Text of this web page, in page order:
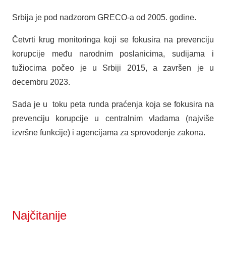
Srbija je pod nadzorom GRECO-a od 2005. godine.
Četvrti krug monitoringa koji se fokusira na prevenciju
korupcije među narodnim poslanicima, sudijama i
tužiocima počeo je u Srbiji 2015, a završen je u
decembru 2023.
Sada je u toku peta runda praćenja koja se fokusira na
prevenciju korupcije u centralnim vladama (najviše
izvršne funkcije) i agencijama za sprovođenje zakona.
Najčitanije